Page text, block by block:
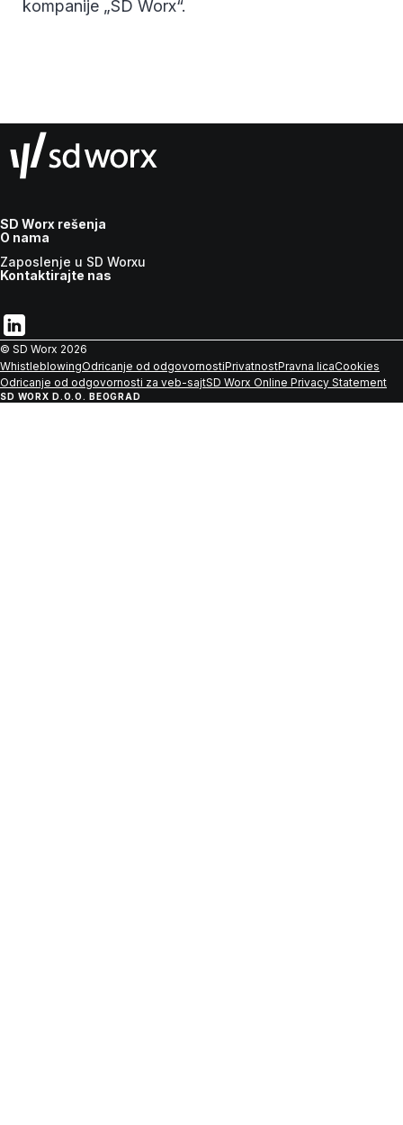
kompanije „SD Worx“.
SD Worx rešenja
O nama
Zaposlenje u SD Worxu
Kontaktirajte nas
© SD Worx 2026
WhistleblowingOdricanje od odgovornostiPrivatnostPravna licaCookies
Odricanje od odgovornosti za veb-sajtSD Worx Online Privacy Statement
SD WORX D.O.O. BEOGRAD